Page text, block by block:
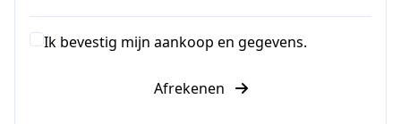
Ik bevestig mijn aankoop en gegevens.
Afrekenen